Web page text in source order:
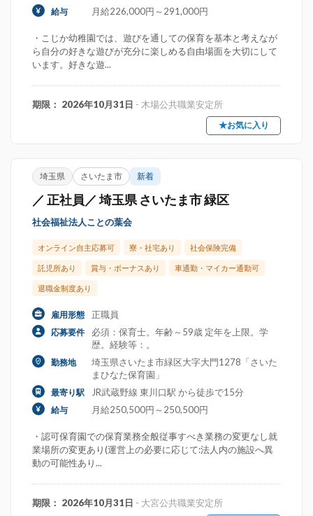
給与 月給226,000円～291,000円
・こじか幼稚園では、遊びを通しての保育を基本と考えなが
ら自分の好きな遊びが充分に楽しめる自由場面を大切にして
います。好きな遊...
期限： 2026年10月31日 - 木場公共職業安定所
★お気に入り
埼玉県 さいたま市 新着
／ 正社員／ 埼玉県 さいたま市 緑区
社会福祉法人ことの葉会
オンライン自主応募可 寮・社宅あり 社会保険完備
託児所あり 賞与・ボーナスあり 車通勤・マイカー通勤可
退職金制度あり
雇用形態 正職員
応募要件
必須：保育士。年齢～59歳 定年を上限。学
歴。経験等：。
勤務地
埼玉県さいたま市緑区大字大門1278「さいた
まひなた保育園」
最寄り駅 JR武蔵野線 東川口駅 から徒歩で15分
給与 月給250,500円～250,500円
・認可保育園での保育業務全般従事すべき業務の変更なし就
業場所の変更あり(運営上の必要に応じて:法人内の施設へ異
動の可能性あり...
期限： 2026年10月31日 - 大宮公共職業安定所